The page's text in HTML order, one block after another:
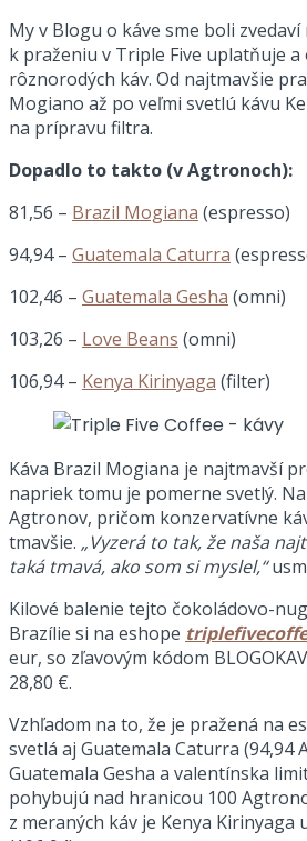
My v Blogu o káve sme boli
k praženiu v Triple Five uplatňuje
rôznorodých káv. Od najtmavšie
Mogiano až po veľmi svetlú kávu
na prípravu filtra.
Dopadlo to takto (v Agtronoch):
81,56 – Brazil Mogiana (espresso)
94,94 – Guatemala Caturra
102,46 – Guatemala Gesha (omni)
103,26 – Love Beans (omni)
106,94 – Kenya Kirinyaga (filter)
Káva Brazil Mogiana je najtmavší
napriek tomu je pomerne svetlý.
Agtronov, pričom konzervatívne
tmavšie. „Vyzerá to tak, že naša
taká tmavá, ako som si myslel,“
Kilové balenie tejto čokoládovo-
Brazílie si na eshope
eur, so zľavovým kódom
28,80 €.
Vzhľadom na to, že je pražená na
svetlá aj Guatemala Caturra (94,94
Guatemala Gesha a valentínska
pohybujú nad hranicou 100
z meraných káv je Kenya Kirinyaga